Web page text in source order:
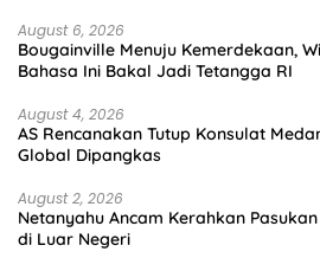
August 6, 2026
Bougainville Menuju Kemerdekaan,
Bahasa Ini Bakal Jadi Tetangga RI
August 4, 2026
AS Rencanakan Tutup Konsulat
Global Dipangkas
August 2, 2026
Netanyahu Ancam Kerahkan
di Luar Negeri